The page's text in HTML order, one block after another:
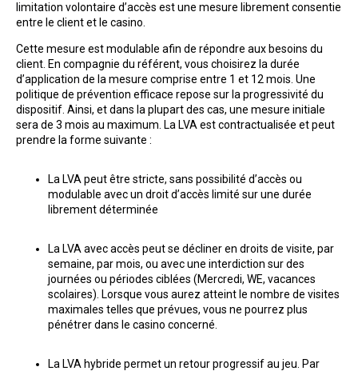
limitation volontaire d’accès est une mesure librement consentie
entre le client et le casino.
Cette mesure est modulable afin de répondre aux besoins du
client. En compagnie du référent, vous choisirez la durée
d’application de la mesure comprise entre 1 et 12 mois. Une
politique de prévention efficace repose sur la progressivité du
dispositif. Ainsi, et dans la plupart des cas, une mesure initiale
sera de 3 mois au maximum. La LVA est contractualisée et peut
prendre la forme suivante :
La LVA peut être stricte, sans possibilité d’accès ou
modulable avec un droit d’accès limité sur une durée
librement déterminée
La LVA avec accès peut se décliner en droits de visite, par
semaine, par mois, ou avec une interdiction sur des
journées ou périodes ciblées (Mercredi, WE, vacances
scolaires). Lorsque vous aurez atteint le nombre de visites
maximales telles que prévues, vous ne pourrez plus
pénétrer dans le casino concerné.
La LVA hybride permet un retour progressif au jeu. Par